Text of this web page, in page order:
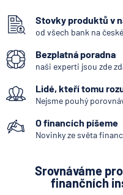
Vkladomat
SEPA Platba
Okamžitá platba
Kodex mobility
Zpoždění splátky
Bankovní licence
Konstantní symbol
Variabilní symbol
Stovky produktů v
od všech bank na
Bezplatná poradna
naši experti jsou zde
Lidé, kteří tomu
Nejsme pouhý
O financích píšeme
Novinky ze světa
Srovnáváme
finančních